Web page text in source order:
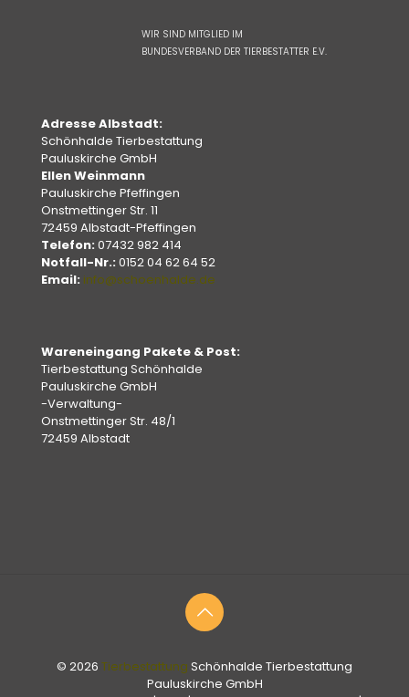
WIR SIND MITGLIED IM
BUNDESVERBAND DER TIERBESTATTER E.V.
Adresse Albstadt:
Schönhalde Tierbestattung
Pauluskirche GmbH
Ellen Weinmann
Pauluskirche Pfeffingen
Onstmettinger Str. 11
72459 Albstadt-Pfeffingen
Telefon: 07432 982 414
Notfall-Nr.: 0152 04 62 64 52
Email: info@schoenhalde.de
Wareneingang Pakete & Post:
Tierbestattung Schönhalde
Pauluskirche GmbH
-Verwaltung-
Onstmettinger Str. 48/1
72459 Albstadt
© 2026 Tierbestattung Schönhalde Tierbestattung
Pauluskirche GmbH